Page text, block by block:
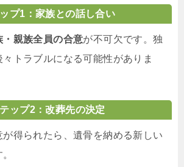
プ1：家族との話し合い
・親族全員の合意が不可欠です。独
トラブルになる可能性がありま
ップ2：改葬先の決定
得られたら、遺骨を納める新しい